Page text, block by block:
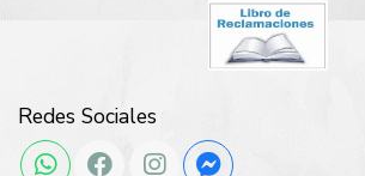
Redes Sociales